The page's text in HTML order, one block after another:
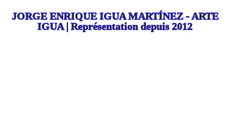
JORGE ENRIQUE IGUA MARTÍNEZ - ARTE
IGUA | Représentation depuis 2012